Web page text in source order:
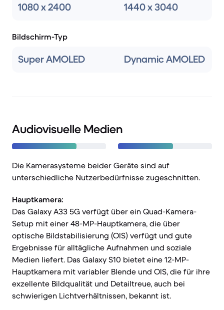
1080 x 2400 1440 x 3040
Bildschirm-Typ
Super AMOLED Dynamic AMOLED
Audiovisuelle Medien
Die Kamerasysteme beider Geräte sind auf
unterschiedliche Nutzerbedürfnisse zugeschnitten.
Hauptkamera:
Das Galaxy A33 5G verfügt über ein Quad-Kamera-
Setup mit einer 48-MP-Hauptkamera, die über
optische Bildstabilisierung (OIS) verfügt und gute
Ergebnisse für alltägliche Aufnahmen und soziale
Medien liefert. Das Galaxy S10 bietet eine 12-MP-
Hauptkamera mit variabler Blende und OIS, die für ihre
exzellente Bildqualität und Detailtreue, auch bei
schwierigen Lichtverhältnissen, bekannt ist.